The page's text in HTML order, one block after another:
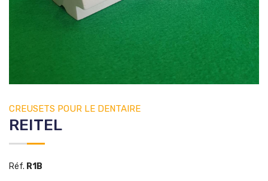
CREUSETS POUR LE DENTAIRE
REITEL
Réf. R1B